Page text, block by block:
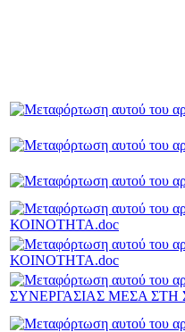
ΚΟΙΝΟΤΗΤΑ.doc
ΚΟΙΝΟΤΗΤΑ.doc
ΣΥΝΕΡΓΑΣΙΑΣ ΜΕΣΑ